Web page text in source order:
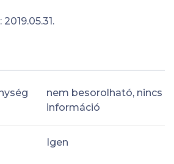
nem besorolható, nincs
információ
Igen